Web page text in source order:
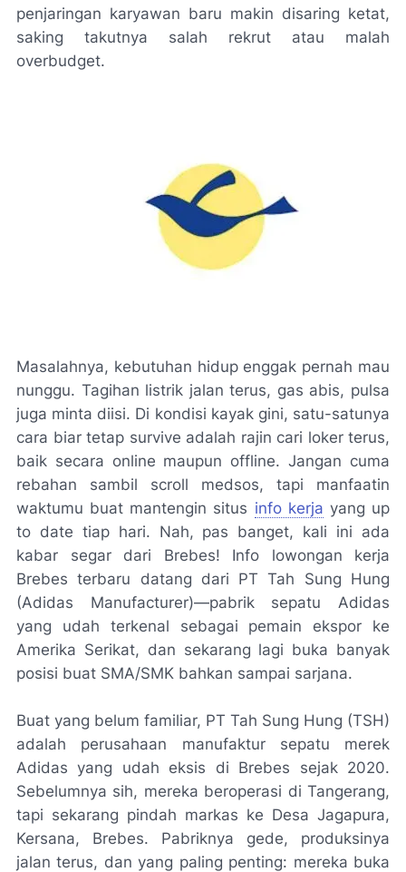
penjaringan karyawan baru makin disaring ketat,
saking takutnya salah rekrut atau malah
overbudget.
Masalahnya, kebutuhan hidup enggak pernah mau
nunggu. Tagihan listrik jalan terus, gas abis, pulsa
juga minta diisi. Di kondisi kayak gini, satu-satunya
cara biar tetap survive adalah rajin cari loker terus,
baik secara online maupun offline. Jangan cuma
rebahan sambil scroll medsos, tapi manfaatin
waktumu buat mantengin situs info kerja yang up
to date tiap hari. Nah, pas banget, kali ini ada
kabar segar dari Brebes! Info lowongan kerja
Brebes terbaru datang dari PT Tah Sung Hung
(Adidas Manufacturer)—pabrik sepatu Adidas
yang udah terkenal sebagai pemain ekspor ke
Amerika Serikat, dan sekarang lagi buka banyak
posisi buat SMA/SMK bahkan sampai sarjana.
Buat yang belum familiar, PT Tah Sung Hung (TSH)
adalah perusahaan manufaktur sepatu merek
Adidas yang udah eksis di Brebes sejak 2020.
Sebelumnya sih, mereka beroperasi di Tangerang,
tapi sekarang pindah markas ke Desa Jagapura,
Kersana, Brebes. Pabriknya gede, produksinya
jalan terus, dan yang paling penting: mereka buka